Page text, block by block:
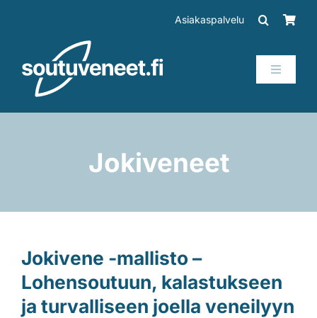
Asiakaspalvelu
Toggle
Tarvikkeet
Jokiveneet
Jokivene -mallisto –
Lohensoutuun, kalastukseen
ja turvalliseen joella veneilyyn